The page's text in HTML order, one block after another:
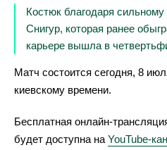
Костюк благодаря
Снигур, которая ранее
карьере вышла в
Матч состоится сегодня, 8
киевскому времени.
Бесплатная онлайн-
будет доступна на YouTube-